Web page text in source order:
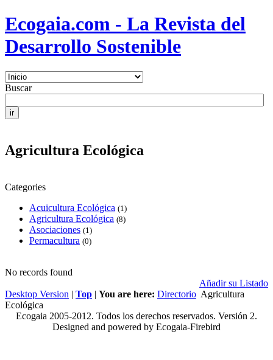
Ecogaia.com - La Revista del
Desarrollo Sostenible
Buscar
Agricultura Ecológica
Categories
Acuicultura Ecológica (1)
Agricultura Ecológica (8)
Asociaciones (1)
Permacultura (0)
No records found
Añadir su Listado
Desktop Version | Top | You are here: Directorio Agricultura
Ecológica
Ecogaia 2005-2012. Todos los derechos reservados. Versión 2.
Designed and powered by Ecogaia-Firebird